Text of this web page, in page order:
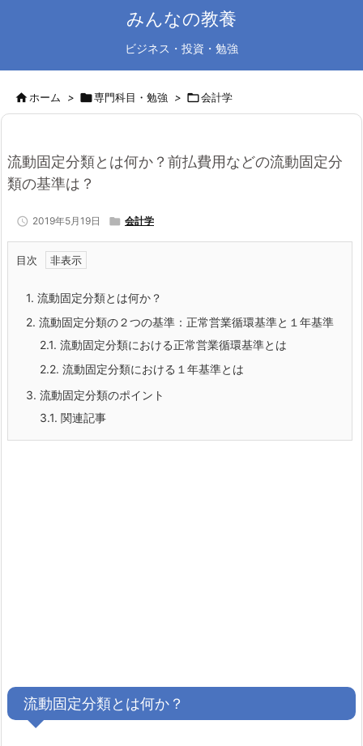
みんなの教養
ビジネス・投資・勉強
ホーム > 専門科目・勉強 > 会計学
流動固定分類とは何か？前払費用などの流動固定分
類の基準は？
 2019年5月19日  会計学
目次
1. 流動固定分類とは何か？
2. 流動固定分類の２つの基準：正常営業循環基準と１年基準
2.1. 流動固定分類における正常営業循環基準とは
2.2. 流動固定分類における１年基準とは
3. 流動固定分類のポイント
3.1. 関連記事
流動固定分類とは何か？